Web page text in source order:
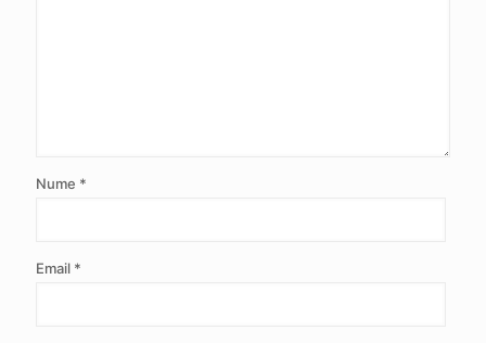
Nume *
Email *